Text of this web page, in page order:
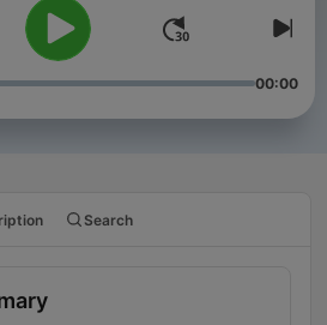
00:00
Search